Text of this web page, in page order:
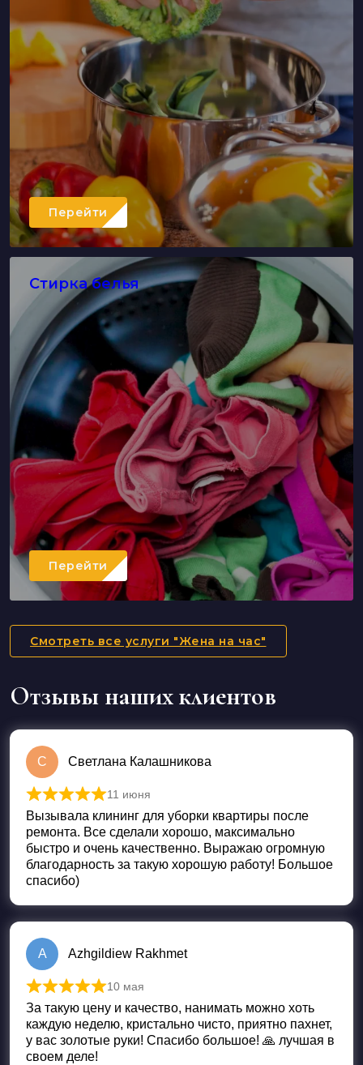
Перейти
Стирка белья
Перейти
Смотреть все услуги "Жена на час"
Отзывы наших клиентов
С Светлана Калашникова
Оценка
11 июня
Вызывала клининг для уборки квартиры после
ремонта. Все сделали хорошо, максимально
быстро и очень качественно. Выражаю огромную
благодарность за такую хорошую работу! Большое
спасибо)
A Azhgildiew Rakhmet
Оценка
10 мая
За такую цену и качество, нанимать можно хоть
каждую неделю, кристально чисто, приятно пахнет,
у вас золотые руки! Спасибо большое! 🙏 лучшая в
своем деле!